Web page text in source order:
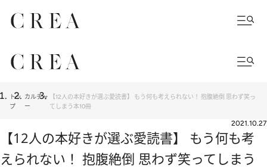
トッ
プ
カルチャ
ー
【12人の本好きが選ぶ愛読書】 もう何も考えられない！ 抱腹絶倒 思わず笑っ
てしまう本10冊
2021.10.27
【12人の本好きが選ぶ愛読書】 もう何も考
えられない！ 抱腹絶倒 思わず笑ってしまう